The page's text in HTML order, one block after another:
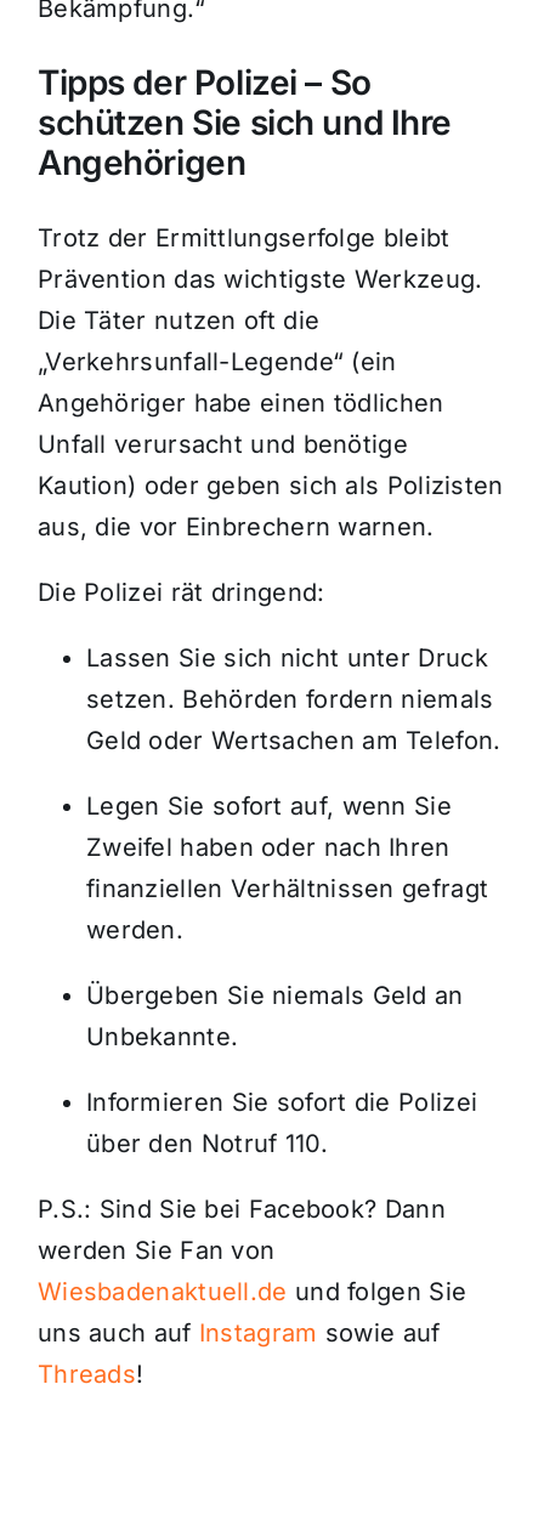
Bekämpfung.“
Tipps der Polizei – So
schützen Sie sich und Ihre
Angehörigen
Trotz der Ermittlungserfolge bleibt
Prävention das wichtigste Werkzeug.
Die Täter nutzen oft die
„Verkehrsunfall-Legende“ (ein
Angehöriger habe einen tödlichen
Unfall verursacht und benötige
Kaution) oder geben sich als Polizisten
aus, die vor Einbrechern warnen.
Die Polizei rät dringend:
Lassen Sie sich nicht unter Druck
setzen. Behörden fordern niemals
Geld oder Wertsachen am Telefon.
Legen Sie sofort auf, wenn Sie
Zweifel haben oder nach Ihren
finanziellen Verhältnissen gefragt
werden.
Übergeben Sie niemals Geld an
Unbekannte.
Informieren Sie sofort die Polizei
über den Notruf 110.
P.S.: Sind Sie bei Facebook? Dann
werden Sie Fan von
Wiesbadenaktuell.de und folgen Sie
uns auch auf Instagram sowie auf
Threads!